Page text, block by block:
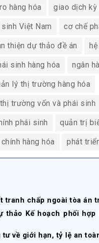
hàng hóa giao dịch kỳ
Việt Nam cơ chế
thiện dự thảo đề án
sinh hàng hóa ngân
lý thị trường hàng hóa
thị trường vốn và phái sinh
phái sinh quản trị
hàng hóa phát
tranh chấp ngoài tòa án
thảo Kế hoạch phối
về giới hạn, tỷ lệ an